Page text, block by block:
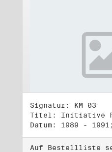
Signatur: KM 03
Datum: 1989 -
Auf Bestellliste